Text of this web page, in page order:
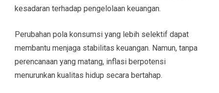
kesadaran terhadap pengelolaan keuangan.
Perubahan pola konsumsi yang lebih selektif dapat
membantu menjaga stabilitas keuangan. Namun, tanpa
perencanaan yang matang, inflasi berpotensi
menurunkan kualitas hidup secara bertahap.